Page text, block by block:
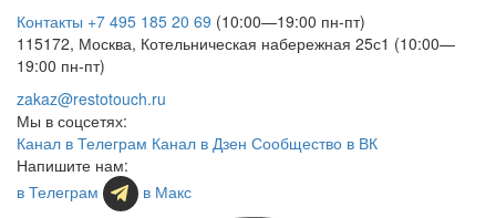
Контакты +7 495 185 20 69 (10:00—19:00 пн-пт)
115172, Москва, Котельническая набережная 25с1 (10:00—
19:00 пн-пт)
zakaz@restotouch.ru
Мы в соцсетях:
Канал в Телеграм Канал в Дзен Сообщество в ВК
Напишите нам:
в Телеграм
в Макс